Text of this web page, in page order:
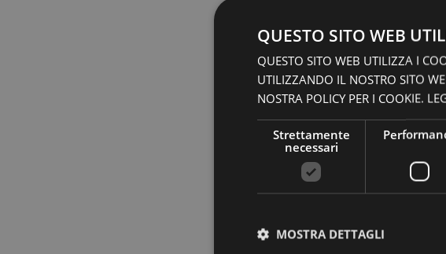
QUESTO SITO WEB
QUESTO SITO WEB UTILIZZA I
UTILIZZANDO IL NOSTRO SITO
NOSTRA POLICY PER I COOKIE.
Strettamente
necessari
MOSTRA DETTAGLI